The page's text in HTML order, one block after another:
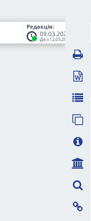
Редакція:
09.03.2026
Діє з 12.03.2026